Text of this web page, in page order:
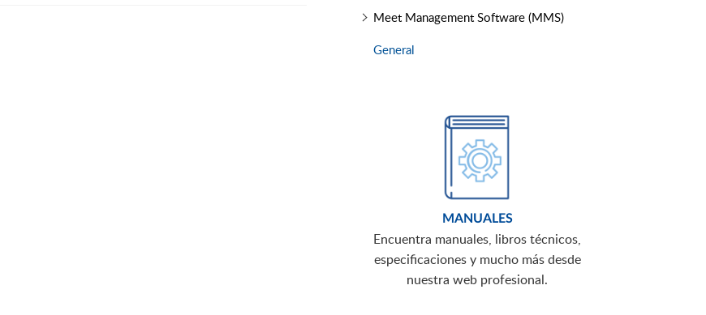
Meet Management Software (MMS)
General
MANUALES
Encuentra manuales, libros técnicos,
especificaciones y mucho más desde
nuestra web profesional.